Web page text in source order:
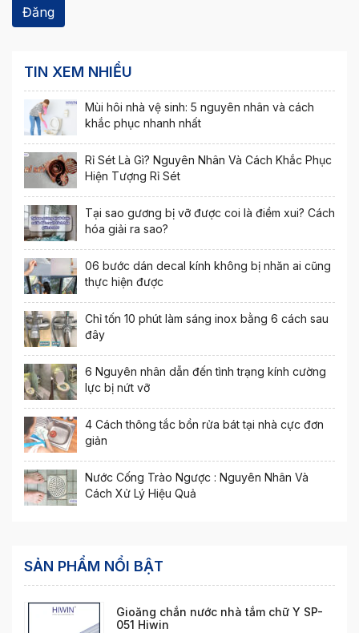
TIN XEM NHIỀU
Mùi hôi nhà vệ sinh: 5 nguyên nhân và cách
khắc phục nhanh nhất
Rỉ Sét Là Gì? Nguyên Nhân Và Cách Khắc Phục
Hiện Tượng Rỉ Sét
Tại sao gương bị vỡ được coi là điềm xui? Cách
hóa giải ra sao?
06 bước dán decal kính không bị nhăn ai cũng
thực hiện được
Chỉ tốn 10 phút làm sáng inox bằng 6 cách sau
đây
6 Nguyên nhân dẫn đến tình trạng kính cường
lực bị nứt vỡ
4 Cách thông tắc bồn rửa bát tại nhà cực đơn
giản
Nước Cống Trào Ngược : Nguyên Nhân Và
Cách Xử Lý Hiệu Quả
SẢN PHẨM NỔI BẬT
Gioăng chắn nước nhà tắm chữ Y SP-
051 Hiwin